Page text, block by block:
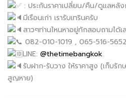
: ประกันราคาเปลี่ยน/คืน/ดูแลหลัง
มีเรือนเก่า เรารับเทรินครับ
สาวๆท่านไหนหาอยู่ทักสอบถามได้เ
082-010-1019 , 065-516-
LINE: @thetimebangkok
รับฝาก-รับวาง ให้ราคาสูง (เก็บรัก
สูญหาย)